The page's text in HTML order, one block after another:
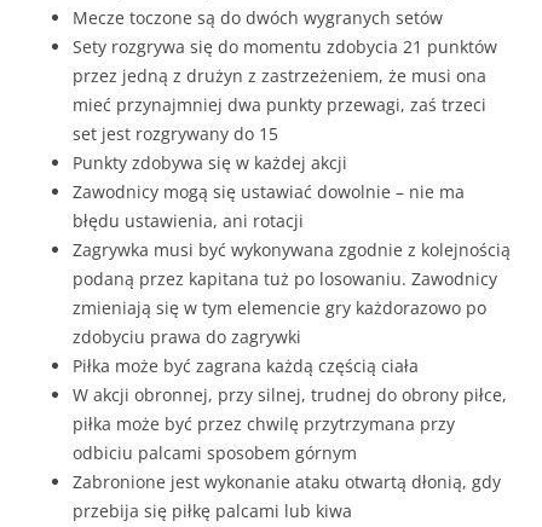
Mecze toczone są do dwóch wygranych setów
Sety rozgrywa się do momentu zdobycia 21 punktów
przez jedną z drużyn z zastrzeżeniem, że musi ona
mieć przynajmniej dwa punkty przewagi, zaś trzeci
set jest rozgrywany do 15
Punkty zdobywa się w każdej akcji
Zawodnicy mogą się ustawiać dowolnie – nie ma
błędu ustawienia, ani rotacji
Zagrywka musi być wykonywana zgodnie z kolejnością
podaną przez kapitana tuż po losowaniu. Zawodnicy
zmieniają się w tym elemencie gry każdorazowo po
zdobyciu prawa do zagrywki
Piłka może być zagrana każdą częścią ciała
W akcji obronnej, przy silnej, trudnej do obrony piłce,
piłka może być przez chwilę przytrzymana przy
odbiciu palcami sposobem górnym
Zabronione jest wykonanie ataku otwartą dłonią, gdy
przebija się piłkę palcami lub kiwa